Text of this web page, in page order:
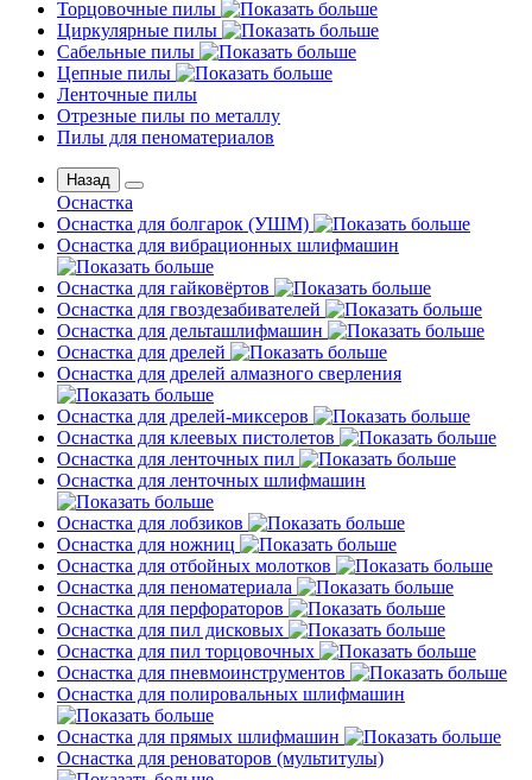
Торцовочные пилы
Циркулярные пилы
Сабельные пилы
Цепные пилы
Ленточные пилы
Отрезные пилы по металлу
Пилы для пеноматериалов
Назад
Оснастка
Оснастка для болгарок (УШМ)
Оснастка для вибрационных шлифмашин
Оснастка для гайковёртов
Оснастка для гвоздезабивателей
Оснастка для дельташлифмашин
Оснастка для дрелей
Оснастка для дрелей алмазного сверления
Оснастка для дрелей-миксеров
Оснастка для клеевых пистолетов
Оснастка для ленточных пил
Оснастка для ленточных шлифмашин
Оснастка для лобзиков
Оснастка для ножниц
Оснастка для отбойных молотков
Оснастка для пеноматериала
Оснастка для перфораторов
Оснастка для пил дисковых
Оснастка для пил торцовочных
Оснастка для пневмоинструментов
Оснастка для полировальных шлифмашин
Оснастка для прямых шлифмашин
Оснастка для реноваторов (мультитулы)